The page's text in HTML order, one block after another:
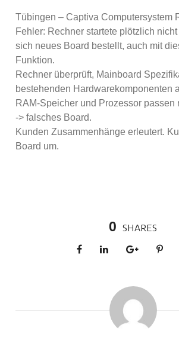
Tübingen – Captiva Computersystem
Fehler: Rechner startete plötzlich
sich neues Board bestellt, auch mit
Funktion.
Rechner überprüft, Mainboard
bestehenden Hardwarekomponenten
RAM-Speicher und Prozessor passen
-> falsches Board.
Kunden Zusammenhänge erleutert.
Board um.
0 SHARES